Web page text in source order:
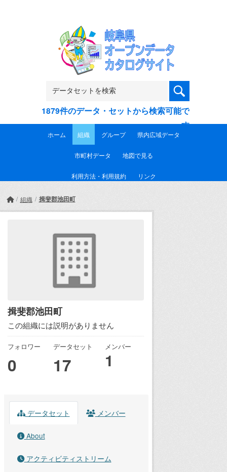
1879件のデータ・セットから検索可能で
す
ホーム 組織 グループ 県内広域データ
市町村データ 地図で見る
利用方法・利用規約 リンク
組織 揖斐郡池田町
揖斐郡池田町
この組織には説明がありません
フォロワー
0
データセット
17
メンバー
1
データセット メンバー
About
アクティビティストリーム